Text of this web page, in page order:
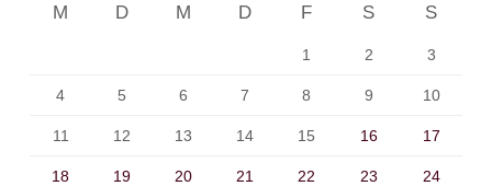
M D M D F S S
1 2 3
4 5 6 7 8 9 10
11 12 13 14 15 16 17
18 19 20 21 22 23 24